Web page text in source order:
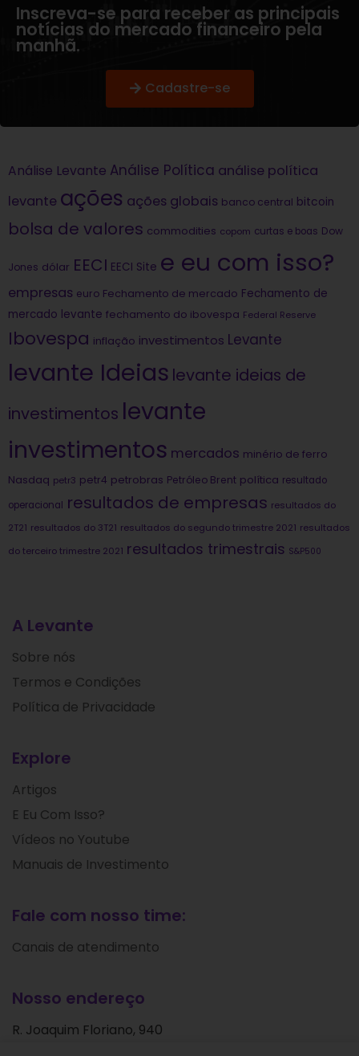
Inscreva-se para receber as principais
notícias do mercado financeiro pela
manhã.
Cadastre-se
Análise Levante Análise Política análise política
levante ações ações globais banco central bitcoin
bolsa de valores commodities copom curtas e boas Dow
Jones dólar EECI EECI Site e eu com isso?
empresas euro Fechamento de mercado Fechamento de
mercado levante fechamento do ibovespa Federal Reserve
Ibovespa inflação investimentos Levante
levante Ideias levante ideias de
investimentos levante
investimentos mercados minério de ferro
Nasdaq petr3 petr4 petrobras Petróleo Brent política resultado
operacional resultados de empresas resultados do
2T21 resultados do 3T21 resultados do segundo trimestre 2021 resultados
do terceiro trimestre 2021 resultados trimestrais S&P500
A Levante
Sobre nós
Termos e Condições
Política de Privacidade
Explore
Artigos
E Eu Com Isso?
Vídeos no Youtube
Manuais de Investimento
Fale com nosso time:
Canais de atendimento
Nosso endereço
R. Joaquim Floriano, 940